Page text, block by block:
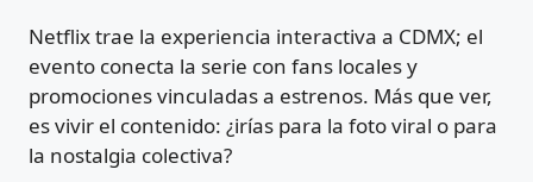
Netflix trae la experiencia interactiva a CDMX; el
evento conecta la serie con fans locales y
promociones vinculadas a estrenos. Más que ver,
es vivir el contenido: ¿irías para la foto viral o para
la nostalgia colectiva?